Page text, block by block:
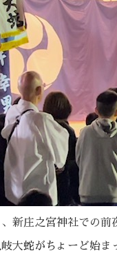
新庄之宮神社での前
大蛇がちょーど始